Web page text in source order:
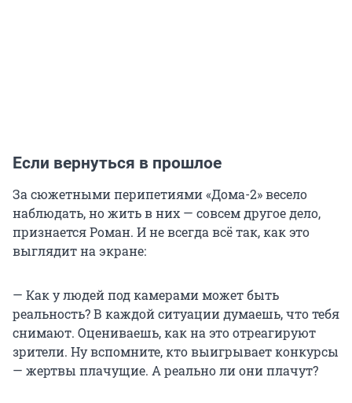
Если вернуться в прошлое
За сюжетными перипетиями «Дома-2» весело
наблюдать, но жить в них — совсем другое дело,
признается Роман. И не всегда всё так, как это
выглядит на экране:
— Как у людей под камерами может быть
реальность? В каждой ситуации думаешь, что тебя
снимают. Оцениваешь, как на это отреагируют
зрители. Ну вспомните, кто выигрывает конкурсы
— жертвы плачущие. А реально ли они плачут?